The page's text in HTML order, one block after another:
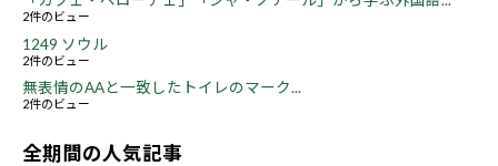
2件のビュー
1249 ソウル
2件のビュー
無表情のAAと一致したトイレのマーク...
2件のビュー
全期間の人気記事